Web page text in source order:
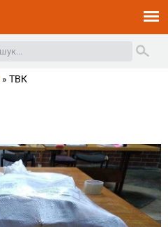
» ТВК